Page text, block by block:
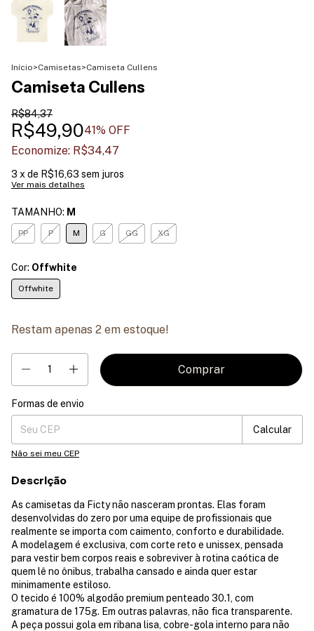
Início>Camisetas>Camiseta Cullens
Camiseta Cullens
R$84,37
R$49,9041% OFF
Economize: R$34,47
3 x de R$16,63 sem juros
Ver mais detalhes
TAMANHO: M
PP P M G GG XG
Cor: Offwhite
Offwhite
Restam apenas 2 em estoque!
Entregas para o CEP:
Formas de envio
Calcular
Não sei meu CEP
Descrição
As camisetas da Ficty não nasceram prontas. Elas foram
desenvolvidas do zero por uma equipe de profissionais que
realmente se importa com caimento, conforto e durabilidade.
A modelagem é exclusiva, com corte reto e unissex, pensada
para vestir bem corpos reais e sobreviver à rotina caótica de
quem lê no ônibus, trabalha cansado e ainda quer estar
minimamente estiloso.
O tecido é 100% algodão premium penteado 30.1, com
gramatura de 175g. Em outras palavras, não fica transparente.
A peça possui gola em ribana lisa, cobre-gola interno para não